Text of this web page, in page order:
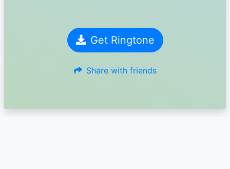
Get Ringtone
Share with friends